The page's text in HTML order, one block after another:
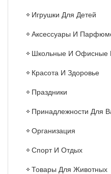
Игрушки Для Детей
Аксессуары И
Школьные И Офисные
Красота И Здоровье
Праздники
Принадлежности Для
Организация
Спорт И Отдых
Товары Для Животных